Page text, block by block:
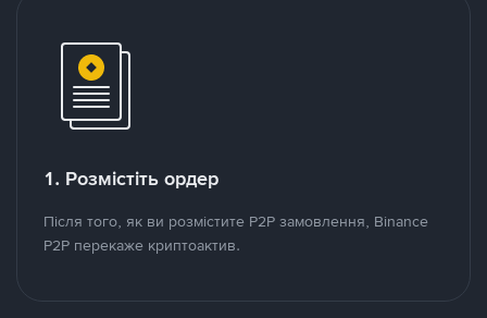
1. Розмістіть ордер
Після того, як ви розмістите P2P замовлення, Binance
P2P перекаже криптоактив.